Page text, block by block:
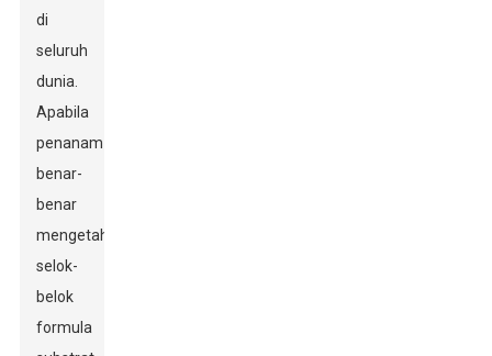
di
seluruh
dunia.
Apabila
penanam
benar-
benar
mengetahui
selok-
belok
formula